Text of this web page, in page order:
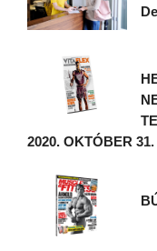
2020. OKTÓBER 31.